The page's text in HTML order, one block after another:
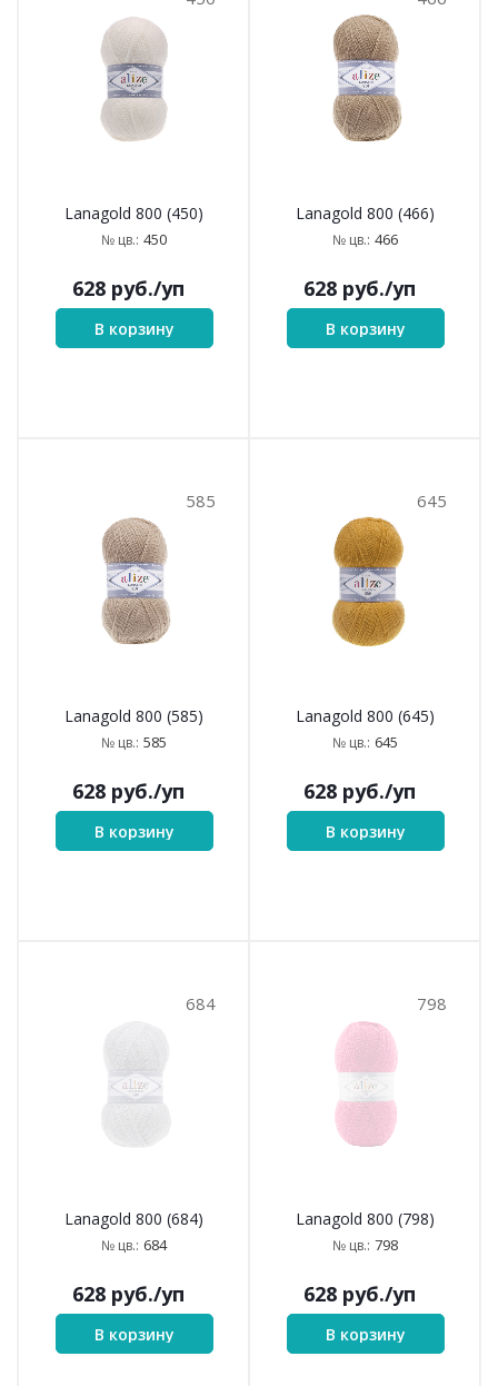
Lanagold 800 (450)
№ цв.: 450
628 руб./уп
В корзину
Lanagold 800 (466)
№ цв.: 466
628 руб./уп
В корзину
585
Lanagold 800 (585)
№ цв.: 585
628 руб./уп
В корзину
645
Lanagold 800 (645)
№ цв.: 645
628 руб./уп
В корзину
684
Lanagold 800 (684)
№ цв.: 684
628 руб./уп
В корзину
798
Lanagold 800 (798)
№ цв.: 798
628 руб./уп
В корзину